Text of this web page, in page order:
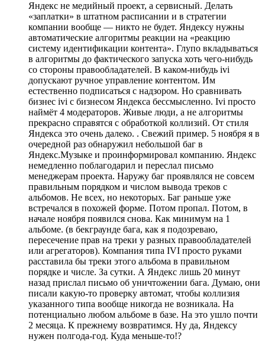
Яндекс не медийный проект, а сервисный. Делать
«заплатки» в штатном расписании и в стратегии
компании вообще — никто не будет. Яндексу нужны
автоматические алгоритмы реакции на «реакцию
систему идентификации контента». Глупо вкладываться
в алгоритмы до фактического запуска хоть чего-нибудь
со стороны правообладателей. В каком-нибудь ivi
допускают ручное управление контентом. Им
естественно подписаться с надзором. Но сравнивать
бизнес ivi c бизнесом Яндекса бессмысленно. Ivi просто
наймёт 4 модераторов. Живые люди, а не алгоритмы
прекрасно справятся с обработкой коллизий. От стиля
Яндекса это очень далеко. . Свежий пример. 5 ноября я в
очередной раз обнаружил небольшой баг в
Яндекс.Музыке и проинформировал компанию. Яндекс
немедленно поблагодарил и переслал письмо
менеджерам проекта. Наружу баг проявлялся не совсем
правильным порядком и числом вывода треков с
альбомов. Не всех, но некоторых. Баг раньше уже
встречался в похожей форме. Потом пропал. Потом, в
начале ноября появился снова. Как минимум на 1
альбоме. (в бекграунде бага, как я подозреваю,
пересечение прав на треки у разных правообладателей
или агрегаторов). Компания типа IVI просто руками
расставила бы треки этого альбома в правильном
порядке и числе. За сутки. А Яндекс лишь 20 минут
назад прислал письмо об уничтожении бага. Думаю, они
писали какую-то проверку автомат, чтобы коллизия
указанного типа вообще никогда не возникала. На
потенциально любом альбоме в базе. На это ушло почти
2 месяца. К прежнему возвратимся. Ну да, Яндексу
нужен полгода-год. Куда меньше-то!?